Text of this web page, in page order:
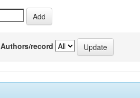
Authors/record